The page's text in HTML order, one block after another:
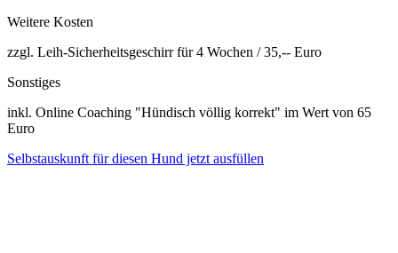
Weitere Kosten
zzgl. Leih-Sicherheitsgeschirr für 4 Wochen / 35,-- Euro
Sonstiges
inkl. Online Coaching "Hündisch völlig korrekt" im Wert von 65
Euro
Selbstauskunft für diesen Hund jetzt ausfüllen